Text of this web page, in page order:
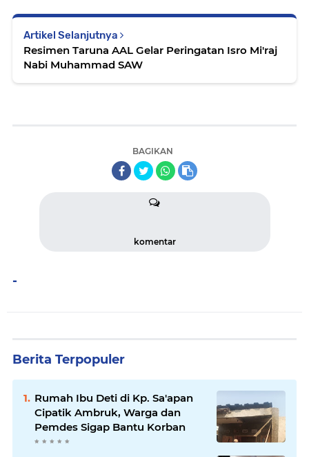
Artikel Selanjutnya
Resimen Taruna AAL Gelar Peringatan Isro Mi'raj
Nabi Muhammad SAW
BAGIKAN
komentar
-
Berita Terpopuler
Rumah Ibu Deti di Kp. Sa'apan
Cipatik Ambruk, Warga dan
Pemdes Sigap Bantu Korban